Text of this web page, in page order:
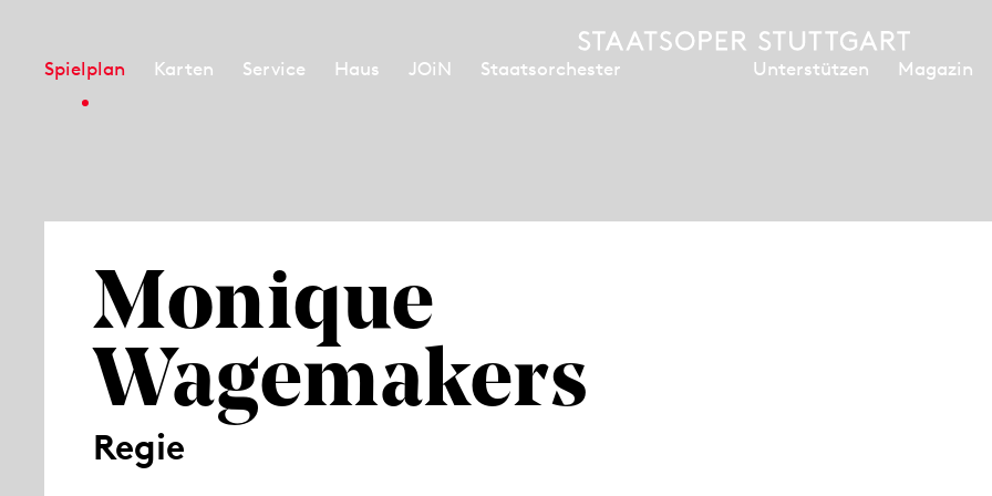
Spielplan Karten Service Haus JOiN Staatsorchester Unterstützen Magazin
Monique
Wagemakers
Regie